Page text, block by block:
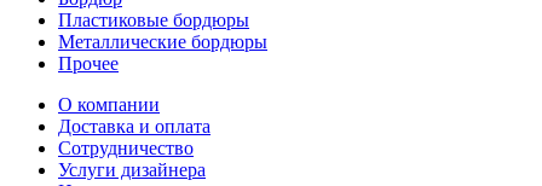
Пластиковые бордюры
Металлические бордюры
Прочее
О компании
Доставка и оплата
Сотрудничество
Услуги дизайнера